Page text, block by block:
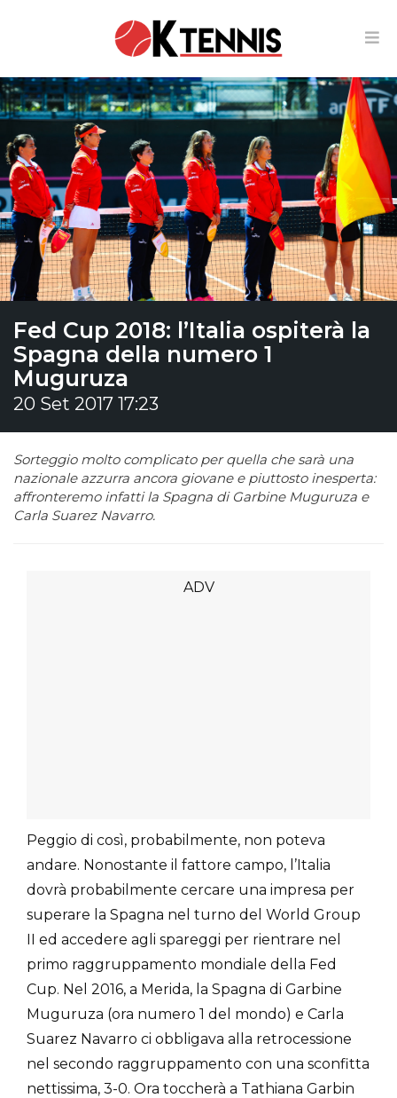
Fed Cup 2018: l’Italia ospiterà la
Spagna della numero 1
Muguruza
20 Set 2017 17:23
Sorteggio molto complicato per quella che sarà una
nazionale azzurra ancora giovane e piuttosto inesperta:
affronteremo infatti la Spagna di Garbine Muguruza e
Carla Suarez Navarro.
Peggio di così, probabilmente, non poteva
andare. Nonostante il fattore campo, l’Italia
dovrà probabilmente cercare una impresa per
superare la Spagna nel turno del World Group
II ed accedere agli spareggi per rientrare nel
primo raggruppamento mondiale della Fed
Cup. Nel 2016, a Merida, la Spagna di Garbine
Muguruza (ora numero 1 del mondo) e Carla
Suarez Navarro ci obbligava alla retrocessione
nel secondo raggruppamento con una sconfitta
nettissima, 3-0. Ora toccherà a Tathiana Garbin